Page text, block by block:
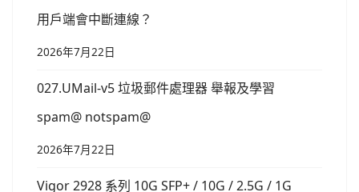
用戶端會中斷連線？
2026年7月22日
027.UMail-v5 垃圾郵件處理器 舉報及學習
spam@ notspam@
2026年7月22日
Vigor 2928 系列 10G SFP+ / 10G / 2.5G / 1G